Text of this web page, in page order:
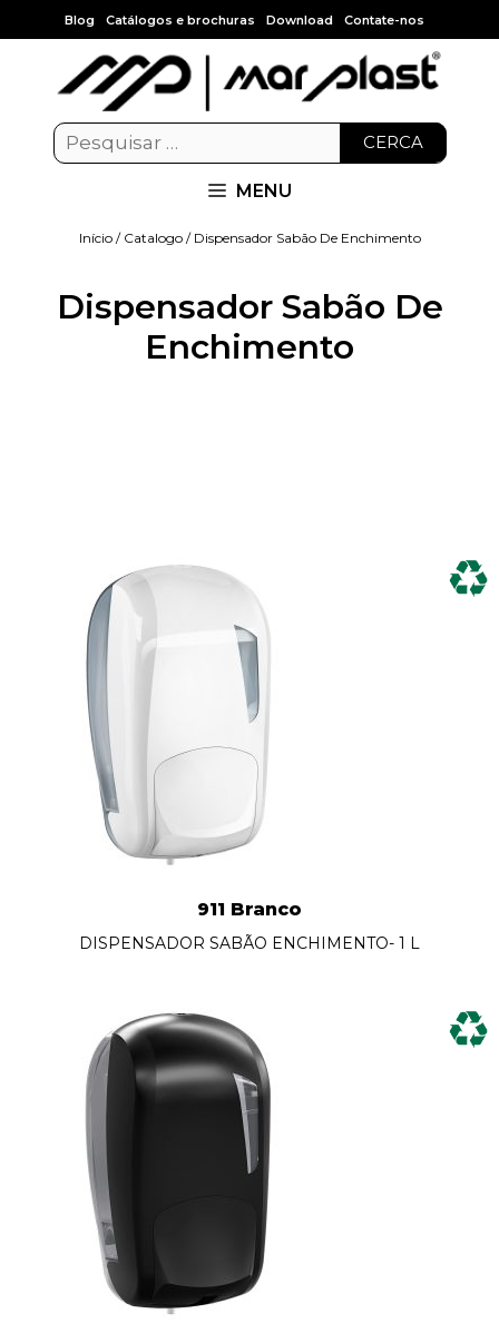
Blog Catálogos e brochuras Download Contate-nos
CERCA
MENU
Início/ Catalogo/ Dispensador Sabão De Enchimento
Dispensador Sabão De
Enchimento
911 Branco
DISPENSADOR SABÃO ENCHIMENTO- 1 L